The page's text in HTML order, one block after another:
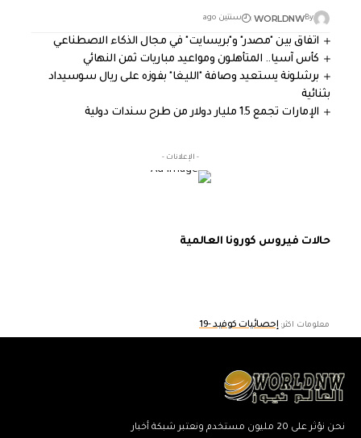
By
WORLDNW سنتين ago
اتفاق بين "مصدر" و"بريسايت" في مجال الذكاء الاصطناعي
كأس آسيا.. المتأهلون ومواعيد مباريات ثمن النهائي
برشلونة يستعيد وصافة "الليغا" بفوزه على ريال سوسيداد
بثنائية
الإمارات تجمع 1.5 مليار دولار من طرح سندات دولية
- الإعلانات -
حالات فيروس كورونا العالمية
معلومات اكثر: إحصائيات كوفيد -19
نحن نؤثر على 20 مليون مستخدم ونعتبر شبكة أخبار